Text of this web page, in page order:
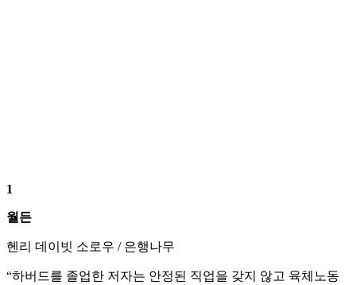
1
월든
헨리 데이빗 소로우 / 은행나무
“하버드를 졸업한 저자는 안정된 직업을 갖지 않고 육체노동